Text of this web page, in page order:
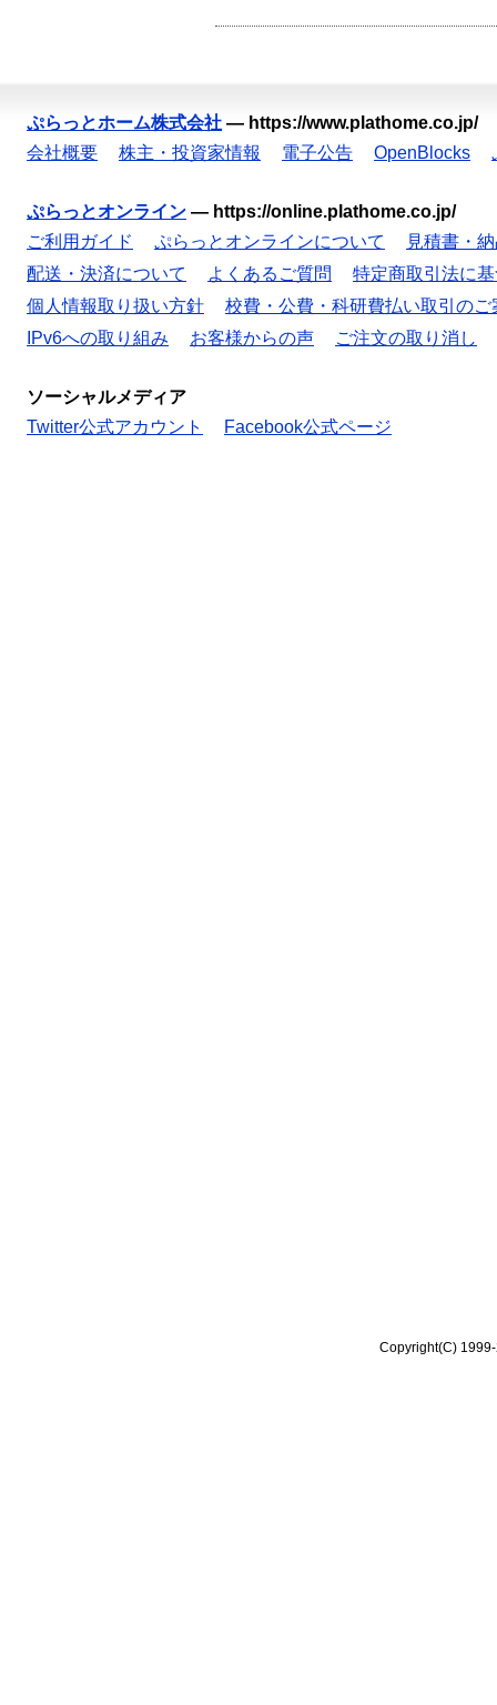
ぷらっとホーム株式会社 — https://www.plathome.co.jp/
会社概要
株主・投資家情報 電子公告 OpenBlocks
ぷらっとオンライン — https://online.plathome.co.jp/
ご利用ガイド
ぷらっとオンラインについて
見積書・
配送・決済について
よくあるご質問
特定商取引法に
個人情報取り扱い方針
校費・公費・科研費払い取引のご
IPv6への取り組み
お客様からの声 ご注文の取り消し
ソーシャルメディア
Twitter公式アカウント
Facebook公式ページ
Copyright(C)